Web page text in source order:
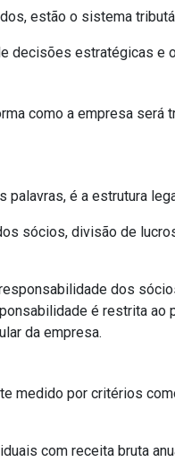
estão o sistema
decisões estratégicas e
como a empresa
palavras, é a estrutura
sócios, divisão de
dos
é restrita
da empresa.
medido por critérios
com receita bruta